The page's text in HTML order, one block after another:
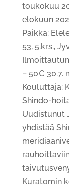
toukokuu
elokuun
Paikka:
53, 5.krs.,
– 50€ 30.7.
Kouluttaja:
Shindo-
Uudistunut
yhdistää
Kuratomin